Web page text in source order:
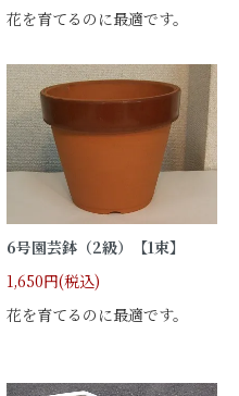
花を育てるのに最適です。
6号園芸鉢（2級）【1束】
1,650円(税込)
花を育てるのに最適です。